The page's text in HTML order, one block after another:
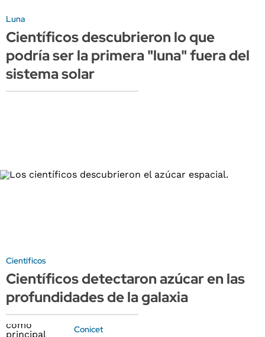
Luna
Científicos descubrieron lo que
podría ser la primera "luna" fuera del
sistema solar
Científicos
Científicos detectaron azúcar en las
profundidades de la galaxia
Conicet